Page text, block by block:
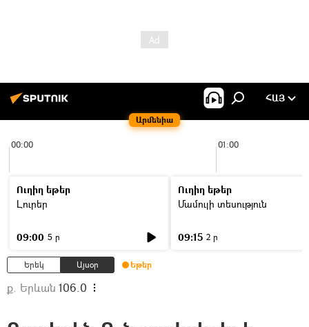
Արմենիա
ՀԱՅ
00:00 01:00
Ուղիղ եթեր
Լուրեր
09:00 5 ր
Ուղիղ եթեր
Մամուլի տեսություն
09:15 2 ր
Երեկ Այսօր Եթեր
ք. Երևան 106.0